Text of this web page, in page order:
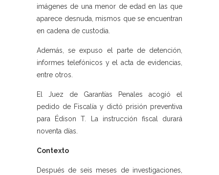
imágenes de una menor de edad en las que
aparece desnuda, mismos que se encuentran
en cadena de custodia.
Además, se expuso el parte de detención,
informes telefónicos y el acta de evidencias,
entre otros.
El Juez de Garantías Penales acogió el
pedido de Fiscalía y dictó prisión preventiva
para Édison T. La instrucción fiscal durará
noventa días.
Contexto
Después de seis meses de investigaciones,